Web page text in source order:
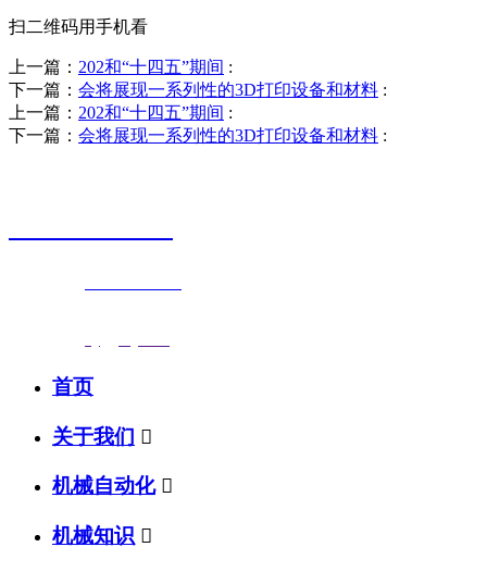
扫二维码用手机看
上一篇： 202和“十四五”期间 :
下一篇： 会将展现一系列性的3D打印设备和材料 :
上一篇： 202和“十四五”期间 :
下一篇： 会将展现一系列性的3D打印设备和材料 :
首页
关于我们 
机械自动化 
机械知识 